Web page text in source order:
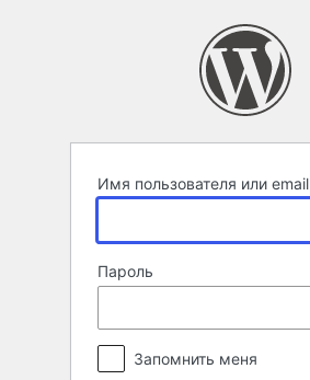
Имя пользователя или email
Пароль
Запомнить меня